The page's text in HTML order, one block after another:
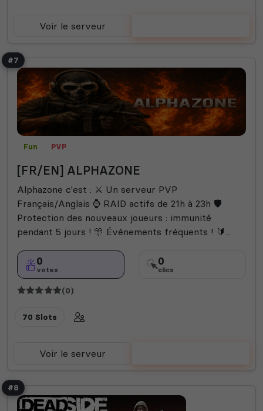
Voir le serveur
#7
Fun PVP
[FR/EN] ALPHAZONE
Alphazone c'est : ⚔️ Un serveur PVP
Français/Anglais ⌚️ RAID actifs de 21h à 23h 🛡
Protection des nouveaux joueurs : immunité
pendant 5 jours ! 🎊 Événements fréquents ! 🔰...
0
votes
0
clics
(0)
70 Slots
Voir le serveur
#8